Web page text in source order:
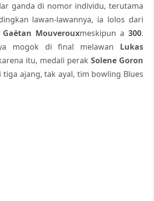
ganda di nomor individu, terutama
lawan-lawannya, ia lolos dari
Gaëtan Mouverouxmeskipun a 300.
mogok di final melawan Lukas
itu, medali perak Solene Goron
ajang, tak ayal, tim bowling Blues